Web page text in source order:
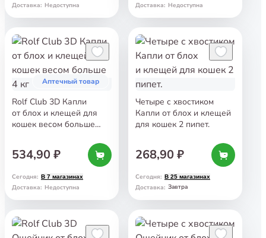
Доставка: Недоступна Доставка: Недоступна
Аптечный товар
Rolf Club 3D Капли
от блох и клещей для
кошек весом больше
534,90 ₽
Сегодня: В 7 магазинах
Доставка: Недоступна
Четыре с хвостиком
Капли от блох и клещей
для кошек 2 пипет.
268,90 ₽
Сегодня: В 25 магазинах
Доставка: Завтра